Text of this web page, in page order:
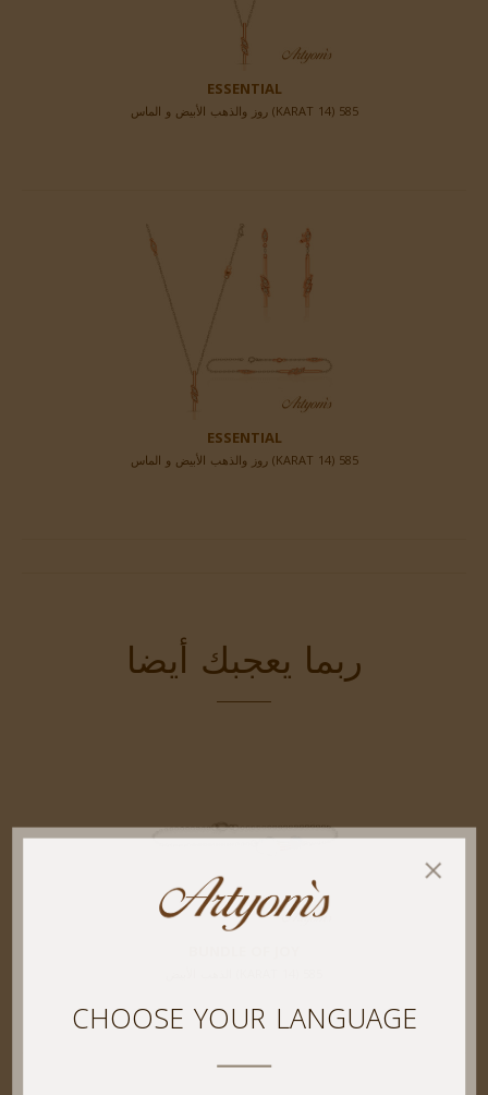
ESSENTIAL
585 (14 KARAT) روز والذهب الأبيض و الماس
ESSENTIAL
585 (14 KARAT) روز والذهب الأبيض و الماس
ربما يعجبك أيضا
CHOOSE YOUR LANGUAGE